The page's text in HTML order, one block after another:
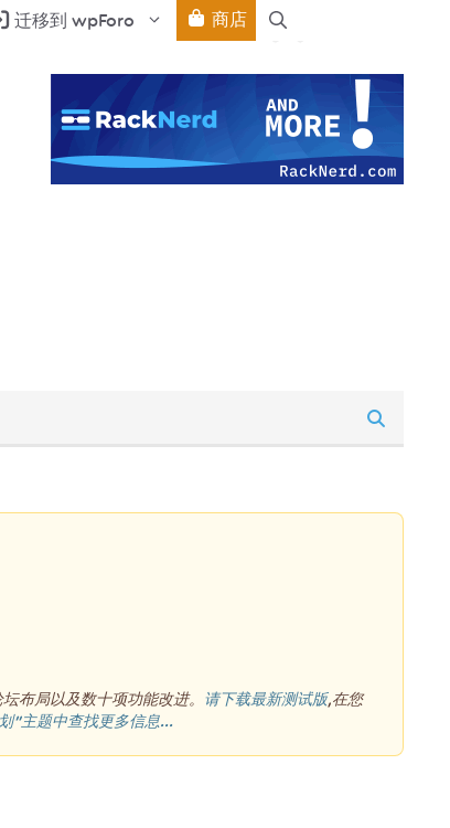
迁移到 wpForo 商店
布局以及数十项功能改进。 请下载最新测试版,在您
”主题中查找更多信息...